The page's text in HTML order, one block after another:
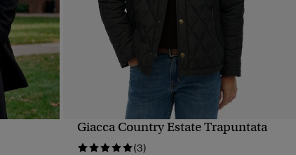
VISUALIZZAZIONE RAPIDA
Giacca Country Estate Trapuntata
(3)